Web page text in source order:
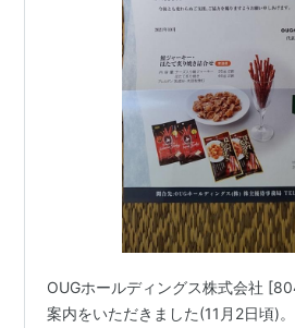
OUGホールディングス株式会社
案内をいただきました(11月2日頃)